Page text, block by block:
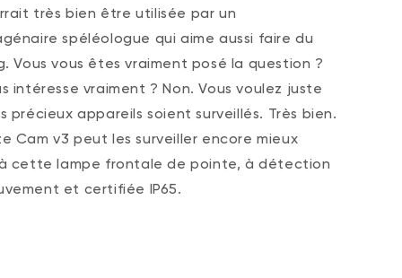
très bien être utilisée par un
spéléologue qui aime aussi faire du
Vous vous êtes vraiment posé la question ?
intéresse vraiment ? Non. Vous voulez juste
précieux appareils soient surveillés. Très bien.
Cam v3 peut les surveiller encore mieux
cette lampe frontale de pointe, à détection
et certifiée IP65.